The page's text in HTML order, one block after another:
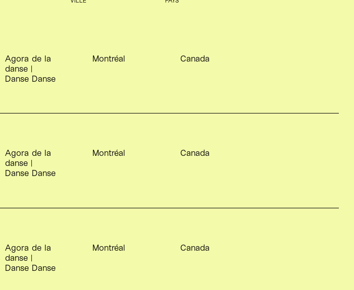
Agora de la
danse |
Danse Danse
Montréal Canada
Agora de la
danse |
Danse Danse
Montréal Canada
Agora de la
danse |
Danse Danse
Montréal Canada